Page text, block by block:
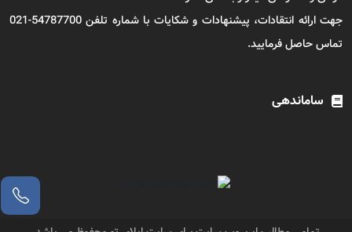
جهت ارائه انتقادات، پیشنهادات و شکایات با شماره تلفن 54787700-021
تماس حاصل فرمایید.
ساماندهی